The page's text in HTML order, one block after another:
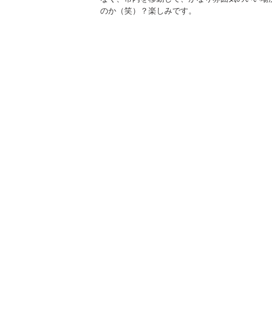
のか（笑）？楽しみです。